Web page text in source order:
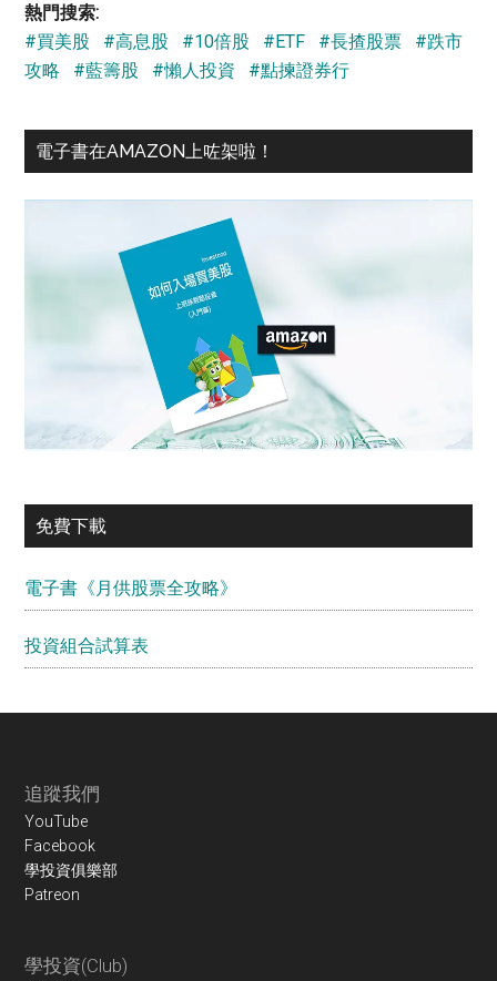
熱門搜索:
#買美股
#高息股 #10倍股 #ETF #長揸股票
#跌市
攻略
#藍籌股 #懶人投資 #點揀證券行
電子書在AMAZON上咗架啦！
免費下載
電子書《月供股票全攻略》
投資組合試算表
Footer
追蹤我們
YouTube
Facebook
學投資俱樂部
Patreon
學投資(Club)